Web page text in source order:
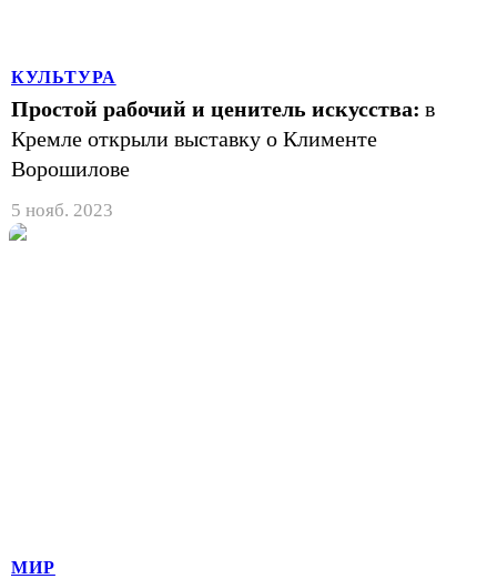
КУЛЬТУРА
Простой рабочий и ценитель искусства: в
Кремле открыли выставку о Клименте
Ворошилове
5 нояб. 2023
МИР